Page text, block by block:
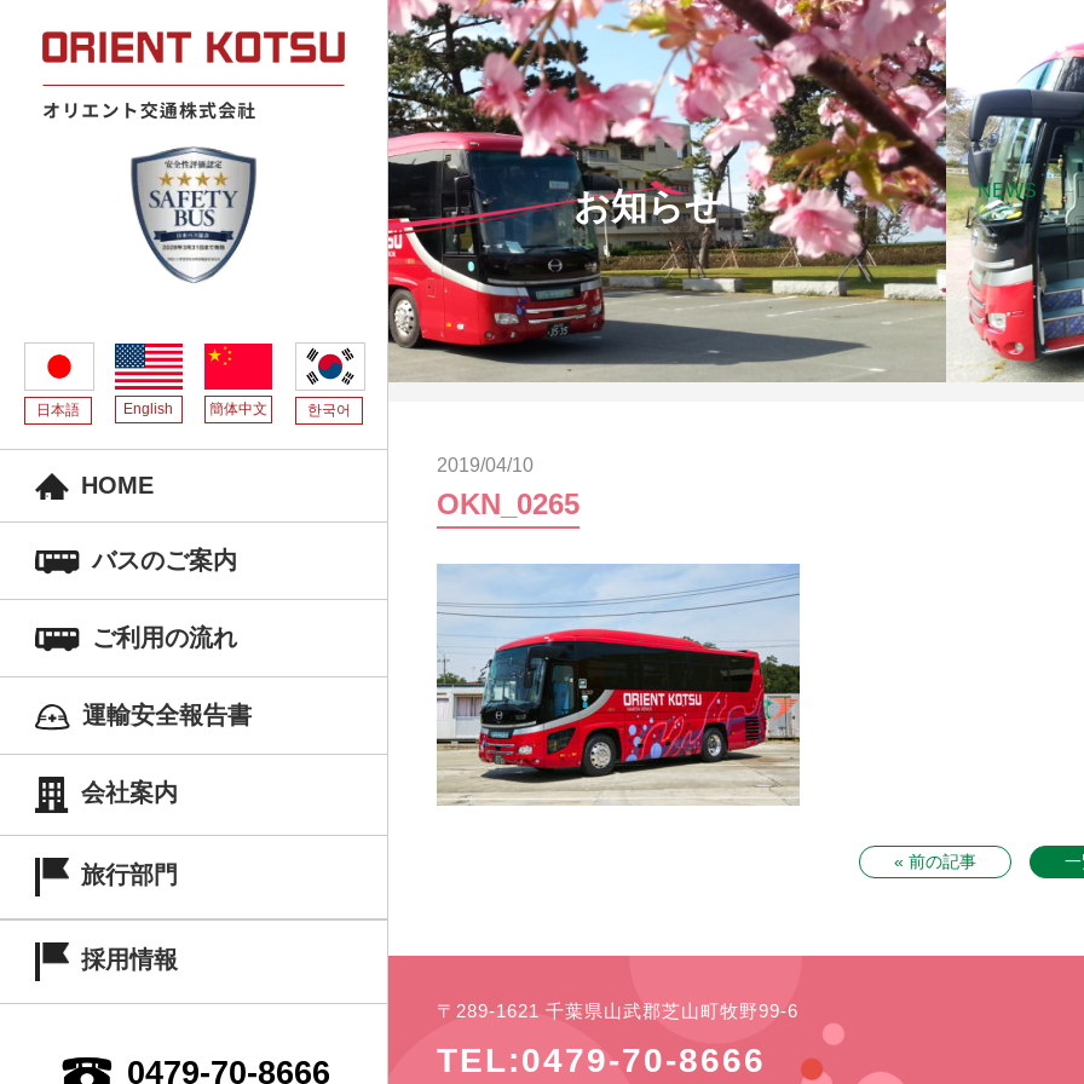
日本語 English 簡体中文 한국어
HOME
バスのご案内
ご利用の流れ
運輸安全報告書
会社案内
旅行部門
採用情報
0479-70-8666
お知らせ NEWS
2019/04/10
OKN_0265
« 前の記事
〒289-1621 千葉県山武郡芝山町牧野99-6
TEL:0479-70-8666